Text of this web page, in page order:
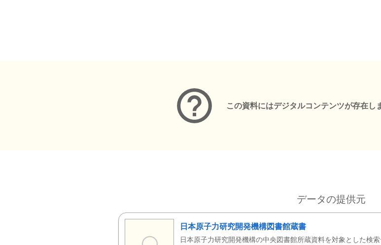
この資料にはデジタルコンテンツが存在し
データの提供元
日本原子力研究開発機構図書館蔵書
日本原子力研究開発機構の中央図書館所蔵資料を対象とした検